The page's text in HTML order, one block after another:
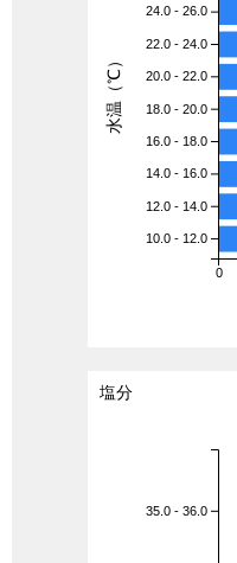
0
24.0 - 26.0
22.0 - 24.0
20.0 - 22.0
18.0 - 20.0
16.0 - 18.0
14.0 - 16.0
12.0 - 14.0
10.0 - 12.0
水温（℃）
塩分
35.0 - 36.0